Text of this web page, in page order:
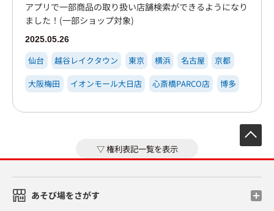
アプリで一部商品の取り扱い店舗検索ができるようになり
ました！(一部ショップ対象)
2025.05.26
仙台 越谷レイクタウン 東京 横浜 名古屋
京都
大阪梅田
イオンモール大日店 心斎橋PARCO店 博多
権利表記一覧を表示
あそび場をさがす